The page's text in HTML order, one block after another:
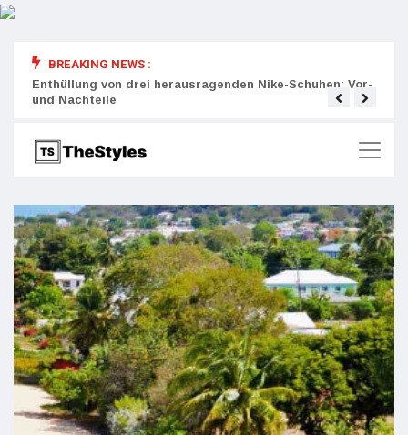
BREAKING NEWS :
Enthüllung von drei herausragenden Nike-Schuhen: Vor-
und Nachteile